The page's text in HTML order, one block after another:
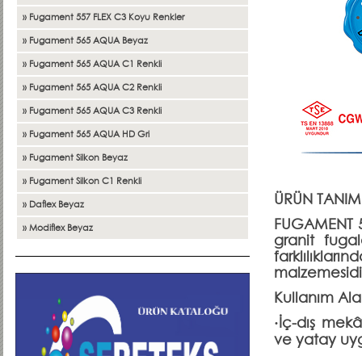
» Fugament 557 FLEX C3 Koyu Renkler
» Fugament 565 AQUA Beyaz
» Fugament 565 AQUA C1 Renkli
» Fugament 565 AQUA C2 Renkli
» Fugament 565 AQUA C3 Renkli
» Fugament 565 AQUA HD Gri
» Fugament Silkon Beyaz
» Fugament Silkon C1 Renkli
» Daflex Beyaz
» Modiflex Beyaz
ÜRÜN
granit
Kullanım
·İç-dış
ve yatay